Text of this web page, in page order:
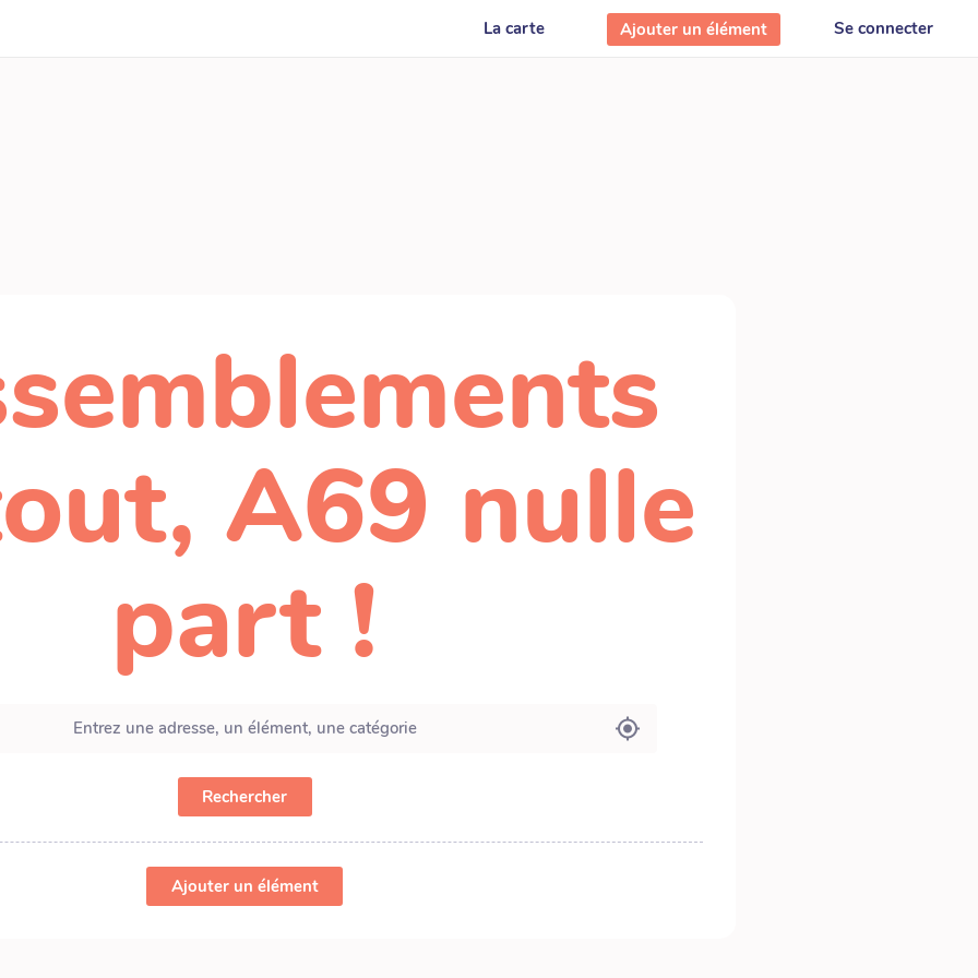
La carte Ajouter un élément Se connecter
A69 nulle
part !
Rechercher
Ajouter un élément